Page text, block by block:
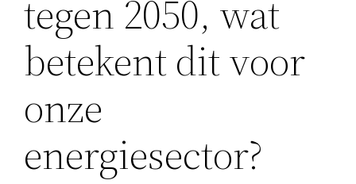
tegen 2050, wat
betekent dit voor
onze
energiesector?